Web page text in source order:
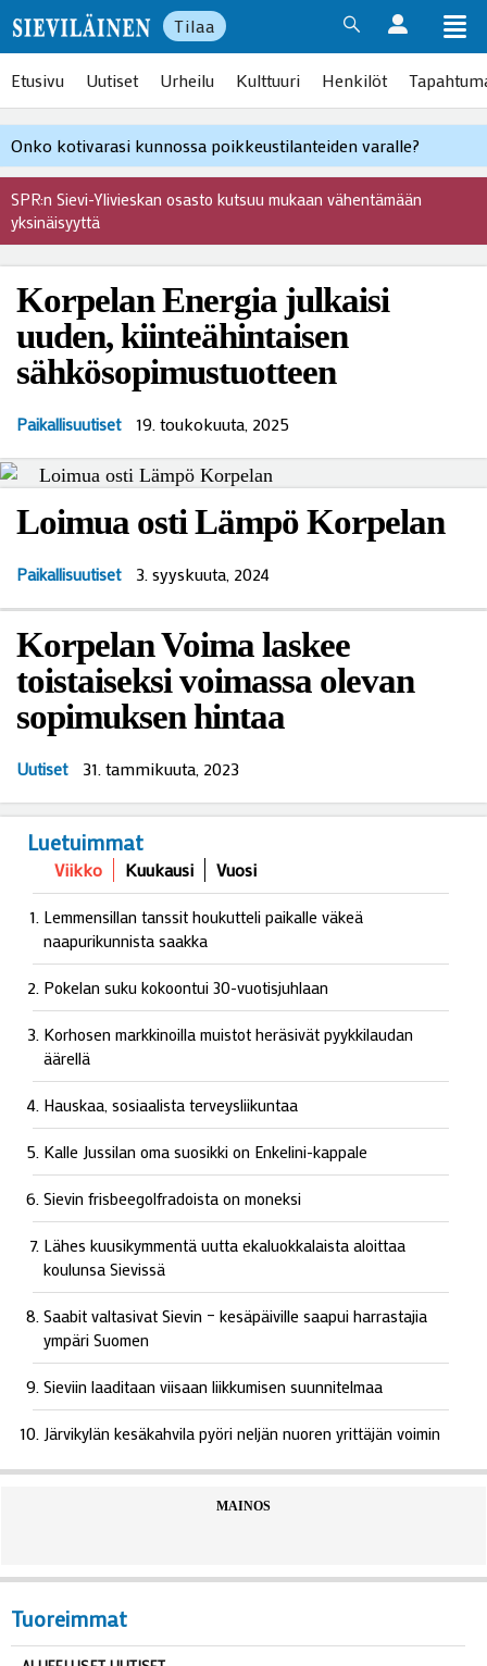
Tilaa
Etusivu Uutiset Urheilu Kulttuuri Henkilöt
Onko kotivarasi kunnossa poikkeustilanteiden varalle?
SPR:n Sievi-Ylivieskan osasto kutsuu mukaan vähentämään
yksinäisyyttä
Korpelan Energia julkaisi
uuden, kiinteähintaisen
sähkösopimustuotteen
Paikallisuutiset 19. toukokuuta, 2025
Loimua osti Lämpö Korpelan
Paikallisuutiset 3. syyskuuta, 2024
Korpelan Voima laskee
toistaiseksi voimassa olevan
sopimuksen hintaa
Uutiset 31. tammikuuta, 2023
Luetuimmat
Viikko Kuukausi Vuosi
Lemmensillan tanssit houkutteli paikalle väkeä
naapurikunnista saakka
Pokelan suku kokoontui 30-vuotisjuhlaan
Korhosen markkinoilla muistot heräsivät pyykkilaudan
äärellä
Hauskaa, sosiaalista terveysliikuntaa
Kalle Jussilan oma suosikki on Enkelini-kappale
Sievin frisbeegolfradoista on moneksi
Lähes kuusikymmentä uutta ekaluokkalaista aloittaa
koulunsa Sievissä
Saabit valtasivat Sievin – kesäpäiville saapui harrastajia
ympäri Suomen
Sieviin laaditaan viisaan liikkumisen suunnitelmaa
Järvikylän kesäkahvila pyöri neljän nuoren yrittäjän voimin
MAINOS
Tuoreimmat